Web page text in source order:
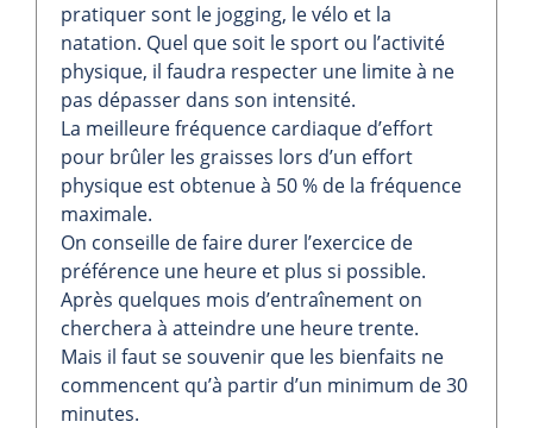
pratiquer sont le jogging, le vélo et la
natation. Quel que soit le sport ou l’activité
physique, il faudra respecter une limite à ne
pas dépasser dans son intensité.
La meilleure fréquence cardiaque d’effort
pour brûler les graisses lors d’un effort
physique est obtenue à 50 % de la fréquence
maximale.
On conseille de faire durer l’exercice de
préférence une heure et plus si possible.
Après quelques mois d’entraînement on
cherchera à atteindre une heure trente.
Mais il faut se souvenir que les bienfaits ne
commencent qu’à partir d’un minimum de 30
minutes.